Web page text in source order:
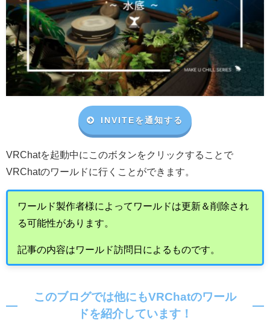
INVITEを通知する
VRChatを起動中にこのボタンをクリックすることで
VRChatのワールドに行くことができます。
ワールド製作者様によってワールドは更新＆削除され
る可能性があります。
記事の内容はワールド訪問日によるものです。
このブログでは他にもVRChatのワール
ドを紹介しています！